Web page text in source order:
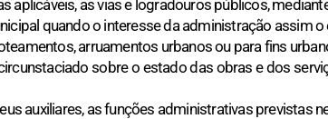
aplicáveis, as vias e logradouros públicos,
quando o interesse da administração assim o
arruamentos urbanos ou para fins
sobre o estado das obras e dos
auxiliares, as funções administrativas previstas